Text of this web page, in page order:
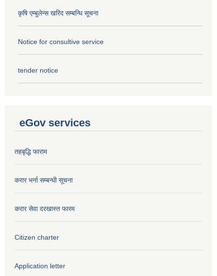
कृषि एम्बुलेन्स खरिद सम्बन्धि सूचना
Notice for consultive service
tender notice
eGov services
तहबृद्धि फाराम
करार भर्ना सम्बन्धी सूचना
करार सेवा दरखास्त फारम
Citizen charter
Application letter